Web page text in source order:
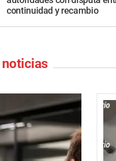
continuidad y recambio
noticias